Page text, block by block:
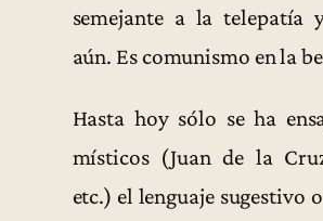
semejante a la telepatía
aún. Es comunismo en la
Hasta hoy sólo se ha
místicos (Juan de la
etc.) el lenguaje sugestivo